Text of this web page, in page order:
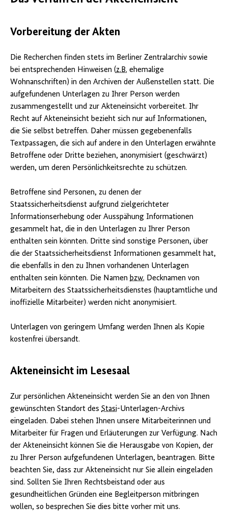
Vorbereitung der Akten
Die Recherchen finden stets im Berliner Zentralarchiv sowie
bei entsprechenden Hinweisen (z.B. ehemalige
Wohnanschriften) in den Archiven der Außenstellen statt. Die
aufgefundenen Unterlagen zu Ihrer Person werden
zusammengestellt und zur Akteneinsicht vorbereitet. Ihr
Recht auf Akteneinsicht bezieht sich nur auf Informationen,
die Sie selbst betreffen. Daher müssen gegebenenfalls
Textpassagen, die sich auf andere in den Unterlagen erwähnte
Betroffene oder Dritte beziehen, anonymisiert (geschwärzt)
werden, um deren Persönlichkeitsrechte zu schützen.
Betroffene sind Personen, zu denen der
Staatssicherheitsdienst aufgrund zielgerichteter
Informationserhebung oder Ausspähung Informationen
gesammelt hat, die in den Unterlagen zu Ihrer Person
enthalten sein könnten. Dritte sind sonstige Personen, über
die der Staatssicherheitsdienst Informationen gesammelt hat,
die ebenfalls in den zu Ihnen vorhandenen Unterlagen
enthalten sein könnten. Die Namen bzw. Decknamen von
Mitarbeitern des Staatssicherheitsdienstes (hauptamtliche und
inoffizielle Mitarbeiter) werden nicht anonymisiert.
Unterlagen von geringem Umfang werden Ihnen als Kopie
kostenfrei übersandt.
Akteneinsicht im Lesesaal
Zur persönlichen Akteneinsicht werden Sie an den von Ihnen
gewünschten Standort des Stasi-Unterlagen-Archivs
eingeladen. Dabei stehen Ihnen unsere Mitarbeiterinnen und
Mitarbeiter für Fragen und Erläuterungen zur Verfügung. Nach
der Akteneinsicht können Sie die Herausgabe von Kopien, der
zu Ihrer Person aufgefundenen Unterlagen, beantragen. Bitte
beachten Sie, dass zur Akteneinsicht nur Sie allein eingeladen
sind. Sollten Sie Ihren Rechtsbeistand oder aus
gesundheitlichen Gründen eine Begleitperson mitbringen
wollen, so besprechen Sie dies bitte vorher mit uns.